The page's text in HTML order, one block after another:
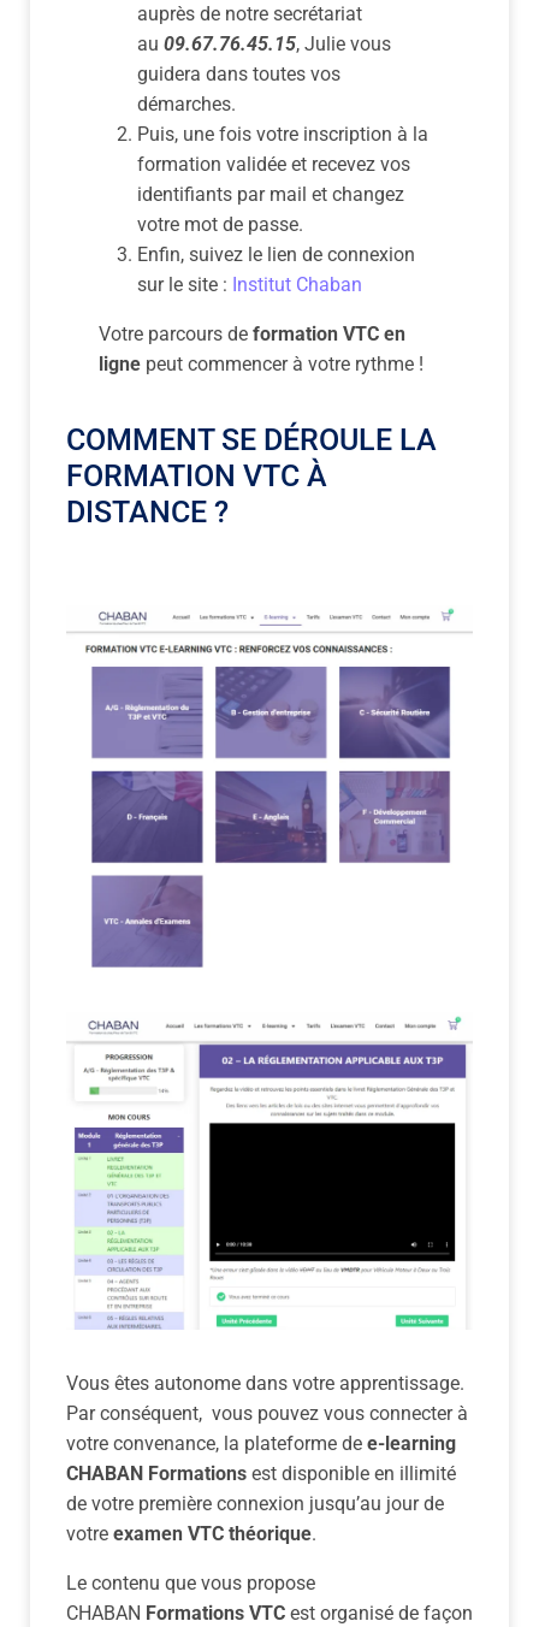
auprès de notre secrétariat
au09.67.76.45.15, Julie vous
guidera dans toutes vos
démarches.
Puis, une fois votre inscription à la
formation validée et recevez vos
identifiants par mail et changez
votre mot de passe.
Enfin, suivez le lien de connexion
sur le site : Institut Chaban
Votre parcours deformation VTC en
ligne peut commencer à votre rythme !
COMMENT SE DÉROULE LA
FORMATION VTC À
DISTANCE ?
Vous êtes autonome dans votre apprentissage.
Par conséquent, vous pouvez vous connecter à
votre convenance, la plateforme de e-learning
CHABAN Formations est disponible en illimité
de votre première connexion jusqu’au jour de
votre examen VTC théorique.
Le contenu que vous propose
CHABAN Formations VTC est organisé de façon